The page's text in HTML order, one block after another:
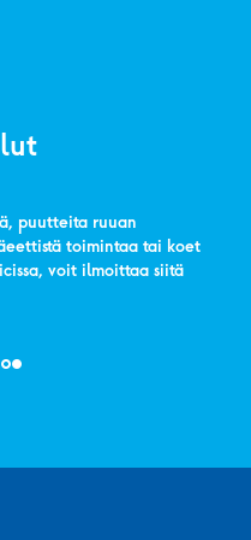
puutteita ruuan
toimintaa tai koet
voit ilmoittaa siitä